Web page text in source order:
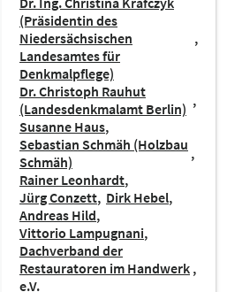
(Präsidentin des
Niedersächsischen
Landesamtes für
Denkmalpflege)
Dr. Christoph Rauhut
(Landesdenkmalamt Berlin)
Susanne Haus
Sebastian Schmäh (Holzbau
Schmäh)
Rainer Leonhardt
Jürg Conzett Dirk Hebel
Andreas Hild
Vittorio Lampugnani
Dachverband der
Restauratoren im Handwerk
e.V.